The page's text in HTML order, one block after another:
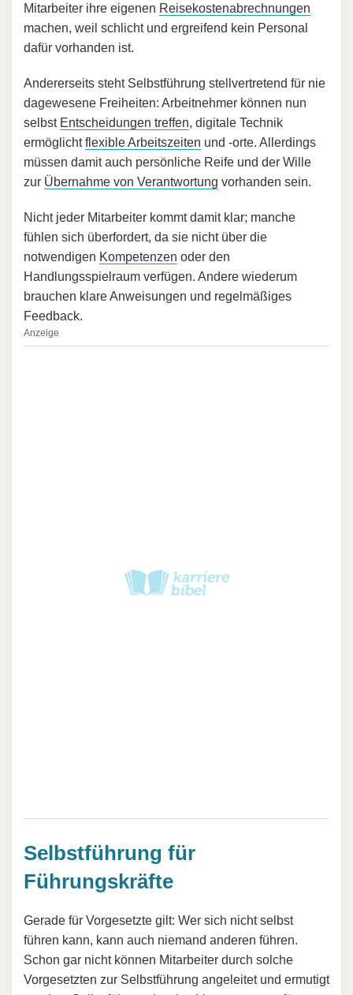
Mitarbeiter ihre eigenen Reisekostenabrechnungen
machen, weil schlicht und ergreifend kein Personal
dafür vorhanden ist.
Andererseits steht Selbstführung stellvertretend für nie
dagewesene Freiheiten: Arbeitnehmer können nun
selbst Entscheidungen treffen, digitale Technik
ermöglichtflexible Arbeitszeiten und -orte. Allerdings
müssen damit auch persönliche Reife und der Wille
zur Übernahme von Verantwortung vorhanden sein.
Nicht jeder Mitarbeiter kommt damit klar; manche
fühlen sich überfordert, da sie nicht über die
notwendigen Kompetenzen oder den
Handlungsspielraum verfügen. Andere wiederum
brauchen klare Anweisungen und regelmäßiges
Feedback.
Anzeige
Selbstführung für
Führungskräfte
Gerade für Vorgesetzte gilt: Wer sich nicht selbst
führen kann, kann auch niemand anderen führen.
Schon gar nicht können Mitarbeiter durch solche
Vorgesetzten zur Selbstführung angeleitet und ermutigt